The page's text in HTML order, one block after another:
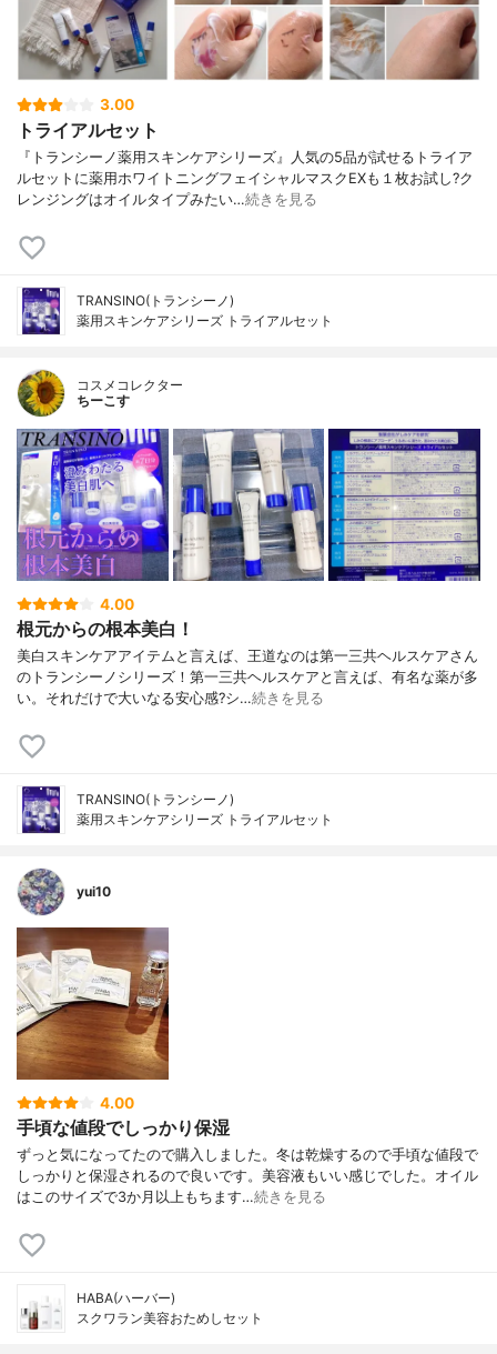
3.00
トライアルセット
『トランシーノ薬用スキンケアシリーズ』人気の5品が試せるトライア
ルセットに薬用ホワイトニングフェイシャルマスクEXも１枚お試し?ク
レンジングはオイルタイプみたい…続きを見る
TRANSINO(トランシーノ)
薬用スキンケアシリーズ トライアルセット
コスメコレクター
ちーこす
4.00
根元からの根本美白！
美白スキンケアアイテムと言えば、王道なのは第一三共ヘルスケアさん
のトランシーノシリーズ！第一三共ヘルスケアと言えば、有名な薬が多
い。それだけで大いなる安心感?シ…続きを見る
TRANSINO(トランシーノ)
薬用スキンケアシリーズ トライアルセット
yui10
4.00
手頃な値段でしっかり保湿
ずっと気になってたので購入しました。冬は乾燥するので手頃な値段で
しっかりと保湿されるので良いです。美容液もいい感じでした。オイル
はこのサイズで3か月以上もちます…続きを見る
HABA(ハーバー)
スクワラン美容おためしセット